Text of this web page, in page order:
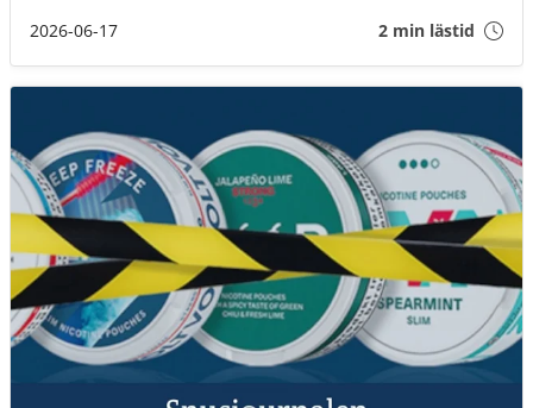
2026-06-17
2 min lästid